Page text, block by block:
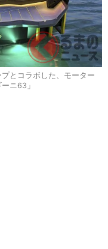
とコラボした、モーター
ニ63」